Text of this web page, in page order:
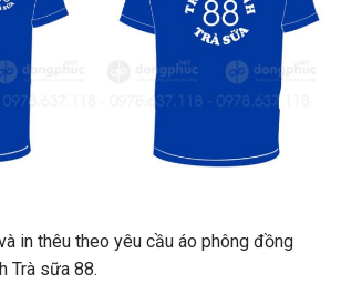
in thêu theo yêu cầu áo phông đồng
Trà sữa 88.